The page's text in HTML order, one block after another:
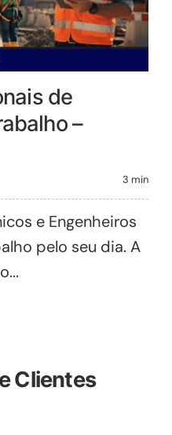
de
–
3 min
e Engenheiros
pelo seu dia. A
Clientes